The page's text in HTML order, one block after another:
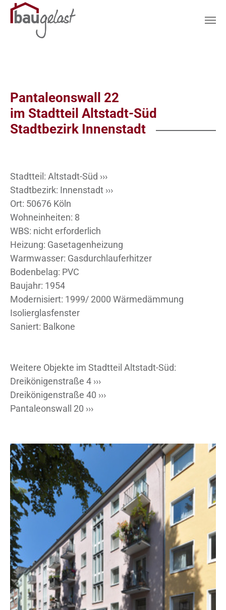
Pantaleonswall 22
im Stadtteil Altstadt-Süd
Stadtbezirk Innenstadt
Stadtteil: Altstadt-Süd ›››
Stadtbezirk: Innenstadt ›››
Ort: 50676 Köln
Wohneinheiten: 8
WBS: nicht erforderlich
Heizung: Gasetagenheizung
Warmwasser: Gasdurchlauferhitzer
Bodenbelag: PVC
Baujahr: 1954
Modernisiert: 1999/ 2000 Wärmedämmung
Isolierglasfenster
Saniert: Balkone
Weitere Objekte im Stadtteil Altstadt-Süd:
Dreikönigenstraße 4 ›››
Dreikönigenstraße 40 ›››
Pantaleonswall 20 ›››